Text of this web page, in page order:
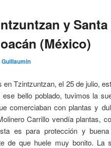
y Santa
(México)
en Tzintzuntzan, el 25 de julio,
bello poblado, tuvimos la
comerciaban con plantas y
Carrillo vendía plantas,
es para protección y
de que huele muy bonito. La